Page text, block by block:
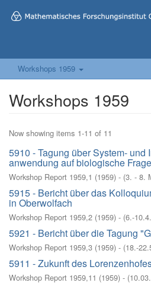
Workshops 1959
Workshops 1959
Now showing items 1-11 of 11
5910 - Tagung über System- und
anwendung auf biologische
Workshop Report 1959,1 (1959) - (3. - 8.
5915 - Bericht über das
in Oberwolfach
Workshop Report 1959,2 (1959) - (6.-
5921 - Bericht über die Tagung
Workshop Report 1959,3 (1959) - (18.-
5911 - Zukunft des
Workshop Report 1959,11 (1959) - (